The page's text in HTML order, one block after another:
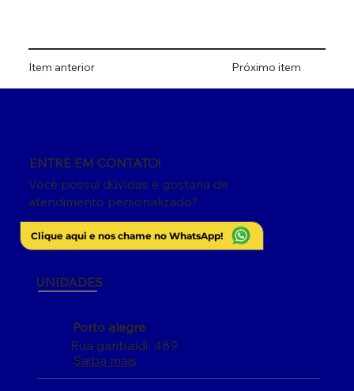
Próximo item
Item anterior
Você possui dúvidas e gostaria de
atendimento personalizado?
ENTRE EM CONTATO!
Clique aqui e nos chame no WhatsApp!
UNIDADES
Porto alegre
Saiba mais
Rua garibaldi, 489